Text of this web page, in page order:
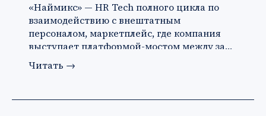
«Наймикс» — HR Tech полного цикла по
взаимодействию с внештатным
персоналом, маркетплейс, где компания
выступает платформой-мостом между за…
Читать →